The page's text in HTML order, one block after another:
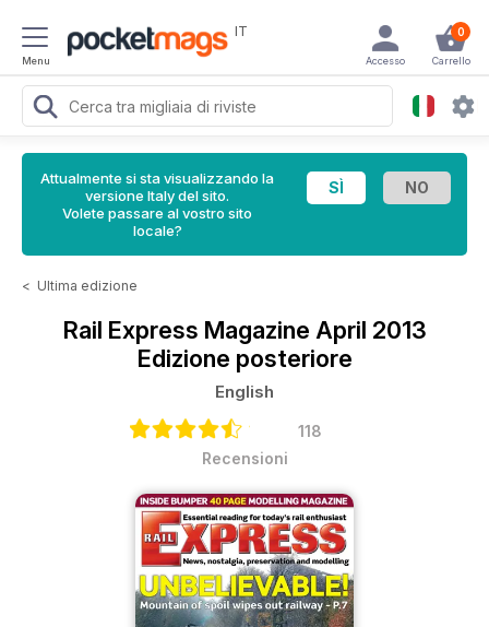
Menu
IT 0
Carrello
Accesso
Attualmente si sta visualizzando la
versione Italy del sito.
Volete passare al vostro sito
locale?
< Ultima edizione
Rail Express Magazine April 2013
Edizione posteriore
English
118
Recensioni